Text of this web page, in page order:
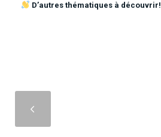
D’autres thématiques à découvrir!